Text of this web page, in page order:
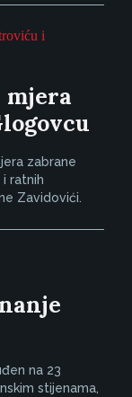
mjera
zabrane
ratnih
Zavidovići.
na 23
stijenama,